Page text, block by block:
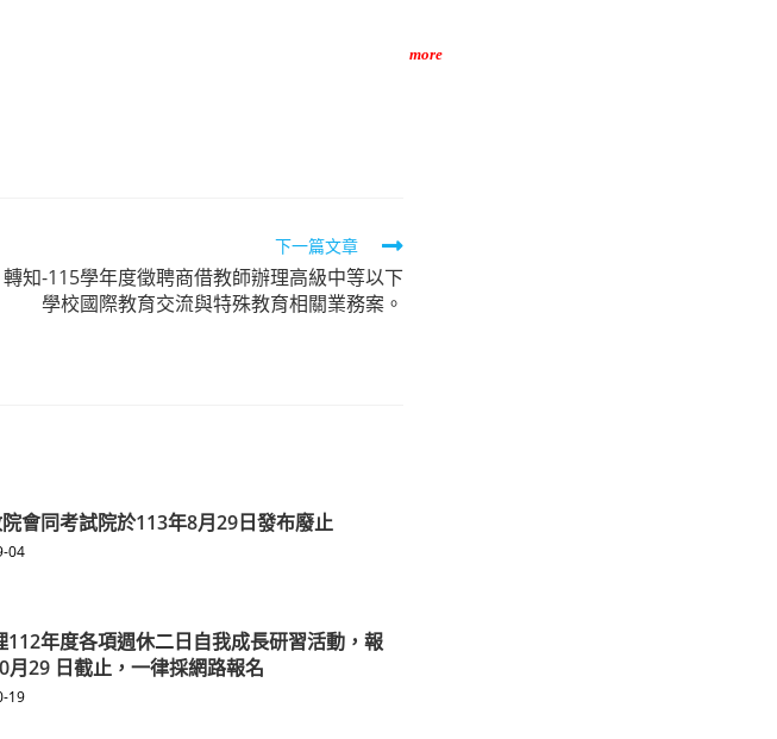
下一篇文章
轉知-115學年度徵聘商借教師辦理高級中等以下
學校國際教育交流與特殊教育相關業務案。
會同考試院於113年8月29日發布廢止
04
年度各項週休二日自我成長研習活動，報
29 日截止，一律採網路報名
19
more